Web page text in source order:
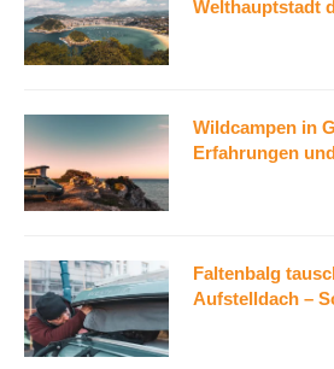
Welthauptstadt
Wildcampen in
Erfahrungen
Faltenbalg
Aufstelldach –